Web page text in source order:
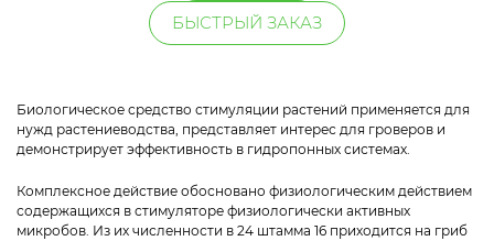
БЫСТРЫЙ ЗАКАЗ
Биологическое средство стимуляции растений применяется для
нужд растениеводства, представляет интерес для гроверов и
демонстрирует эффективность в гидропонных системах.
Комплексное действие обосновано физиологическим действием
содержащихся в стимуляторе физиологически активных
микробов. Из их численности в 24 штамма 16 приходится на гриб